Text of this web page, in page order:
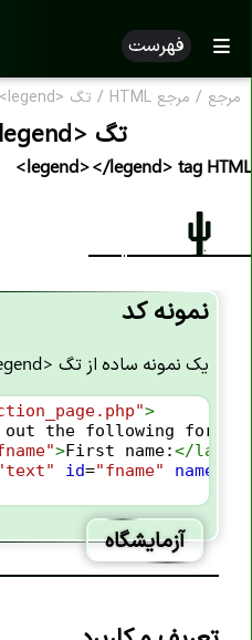
فهرست
مرجع / مرجع HTML / تگ <legend> در HTML
تگ <legend> در HTML
<legend></legend> tag HTML
نمونه کد
یک نمونه ساده از تگ <legend>:
>
the following form
>First name:</label
id="fname" name
آزمایشگاه